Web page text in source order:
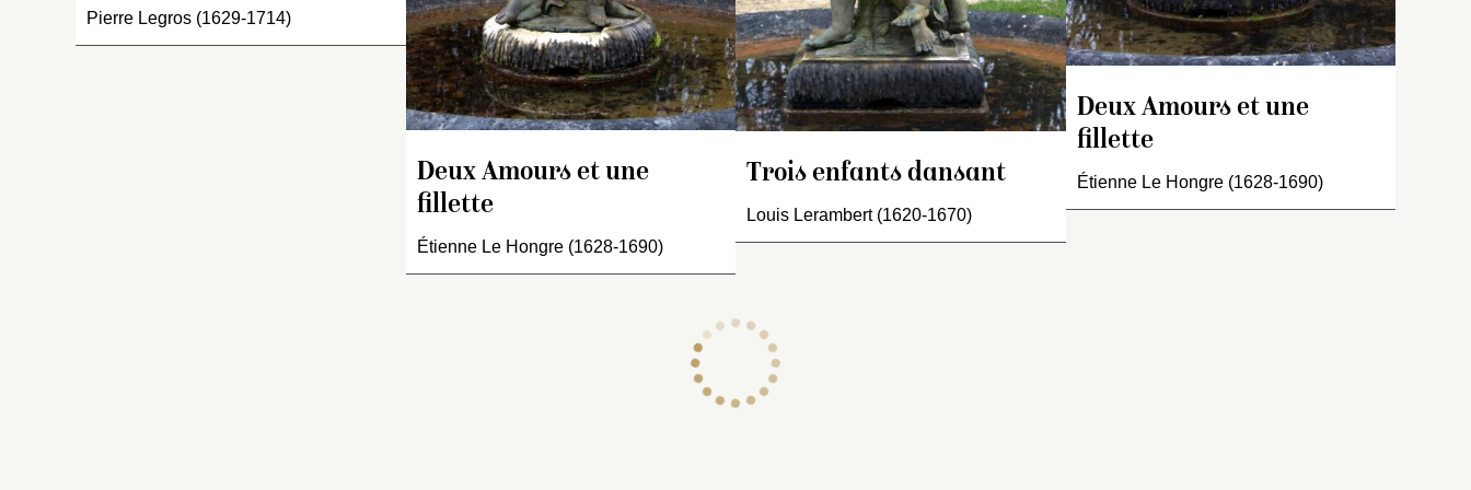
Pierre Legros (1629-1714)
action de soutenir le bassin
qui est au-dessus…
Deux Amours et une
fillette
Étienne Le Hongre (1628-1690)
de pierrerie. Modelez par Le
Hongre et fondu [sic] d’un
même jet ; de trois pieds six
pouces de proportion ».
grouppe de deux Amours
par les mains,…
Trois enfants dansant
Louis Lerambert (1620-1670)
devant, est ceint d’une
branche de lierre autour du
corps. Modelez et fondus
comme le précédent article
[modelez par Lerambert et
fondu [
pieds six pouces de
proportion],…
Deux Amours et une
fillette
Étienne Le Hongre (1628-1690)
pouces de proportion ».
Inventaire de 1722 : « Un
grouppe de deux Amours
qui tiennent une petite fille
par les mains,…